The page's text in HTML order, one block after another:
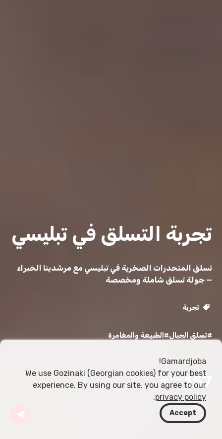
تجربة التسلق في تبليسي
تسلق المنحدرات الصخرية في تبليسي مع مرشدينا الخبراء
— جولة تسلق شاملة ومخصصة
تجربة
#تسلق الجبال#الطبيعة والمغامرة
157 ابتداءً من
USD
Gamardjoba!
We use Gozinaki (Georgian cookies) for your best
experience. By using our site, you agree to our
privacy policy
.
Accept